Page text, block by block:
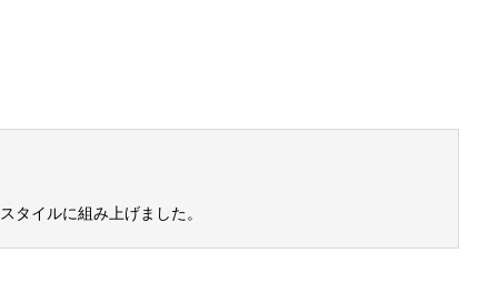
タイルに組み上げました。